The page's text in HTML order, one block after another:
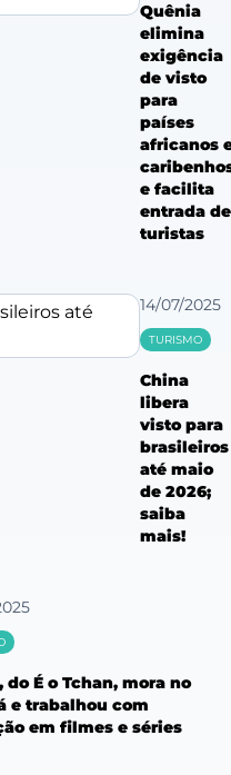
Quênia
elimina
exigência
de visto
para
países
africanos
e facilita
entrada de
turistas
14/07/2025
TURISMO
China
libera
visto para
brasileiros
até maio
de 2026;
saiba
mais!
do É o Tchan, mora no
e trabalhou com
em filmes e séries